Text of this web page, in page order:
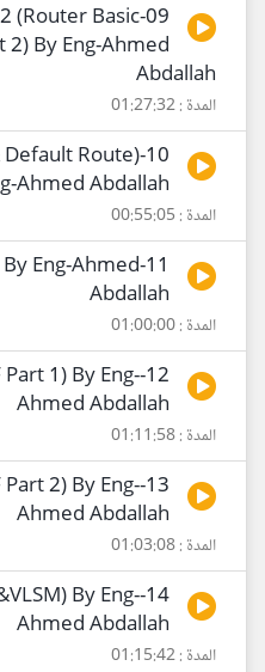
(Router Basic
By Eng-Ahmed
Abdallah
المدة : 01:27:32
Default Route)
Ahmed Abdallah
المدة : 00:55:05
By Eng-Ahmed
Abdallah
المدة : 01:00:00
Part 1) By Eng-
Ahmed Abdallah
المدة : 01:11:58
Part 2) By Eng-
Ahmed Abdallah
المدة : 01:03:08
By Eng-
Ahmed Abdallah
المدة : 01:15:42